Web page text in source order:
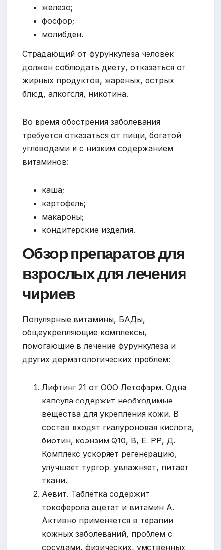
железо;
фосфор;
молибден.
Страдающий от фурункулеза человек
должен соблюдать диету, отказаться от
жирных продуктов, жареных, острых
блюд, алкоголя, никотина.
Во время обострения заболевания
требуется отказаться от пищи, богатой
углеводами и с низким содержанием
витаминов:
каша;
картофель;
макароны;
кондитерские изделия.
Обзор препаратов для
взрослых для лечения
чириев
Популярные витамины, БАДы,
общеукрепляющие комплексы,
помогающие в лечение фурункулеза и
других дерматологических проблем:
Лифтинг 21 от ООО Летофарм. Одна
капсула содержит необходимые
вещества для укрепления кожи. В
состав входят гиалуроновая кислота,
биотин, коэнзим Q10, В, Е, РР, Д.
Комплекс ускоряет регенерацию,
улучшает тургор, увлажняет, питает
ткани.
Аевит. Таблетка содержит
токоферола ацетат и витамин А.
Активно применяется в терапии
кожных заболеваний, проблем с
сосудами, физических, умственных